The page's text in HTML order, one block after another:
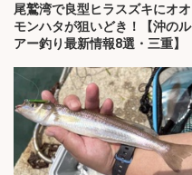
尾鷲湾で良型ヒラスズキにオオ
モンハタが狙いどき！【沖のル
アー釣り最新情報8選・三重】